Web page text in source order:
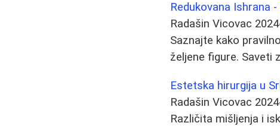
Redukovana Ishrana
Radašin Vicovac
Saznajte kako
željene figure. Saveti
Estetska hirurgija u
Radašin Vicovac
Različita mišljenja i